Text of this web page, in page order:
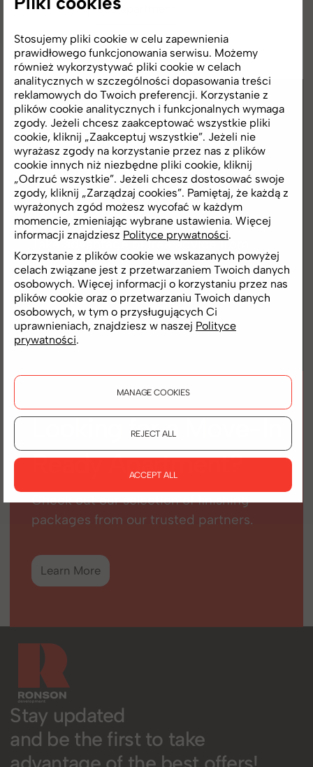
See apartment
Looking to Buy an
Apartment with a
Mortgage?
Take advantage of free advice from
financial experts.
Learn More
Looking for a Move-In
Ready Apartment?
Check out our selection of finishing
packages from our trusted partners.
Learn More
Stay updated
and be the first to take
Stosujemy pliki cookie w celu zapewnienia
prawidłowego funkcjonowania serwisu. Możemy
również wykorzystywać pliki cookie w celach
analitycznych w szczególności dopasowania treści
reklamowych do Twoich preferencji. Korzystanie z
plików cookie analitycznych i funkcjonalnych wymaga
zgody. Jeżeli chcesz zaakceptować wszystkie pliki
cookie, kliknij „Zaakceptuj wszystkie”. Jeżeli nie
wyrażasz zgody na korzystanie przez nas z plików
cookie innych niż niezbędne pliki cookie, kliknij
„Odrzuć wszystkie”. Jeżeli chcesz dostosować swoje
zgody, kliknij „Zarządzaj cookies”. Pamiętaj, że każdą z
wyrażonych zgód możesz wycofać w każdym
momencie, zmieniając wybrane ustawienia. Więcej
informacji znajdziesz Polityce prywatności.
Korzystanie z plików cookie we wskazanych powyżej
celach związane jest z przetwarzaniem Twoich danych
osobowych. Więcej informacji o korzystaniu przez nas
plików cookie oraz o przetwarzaniu Twoich danych
osobowych, w tym o przysługujących Ci
uprawnieniach, znajdziesz w naszej Polityce
prywatności.
MANAGE COOKIES
REJECT ALL
ACCEPT ALL